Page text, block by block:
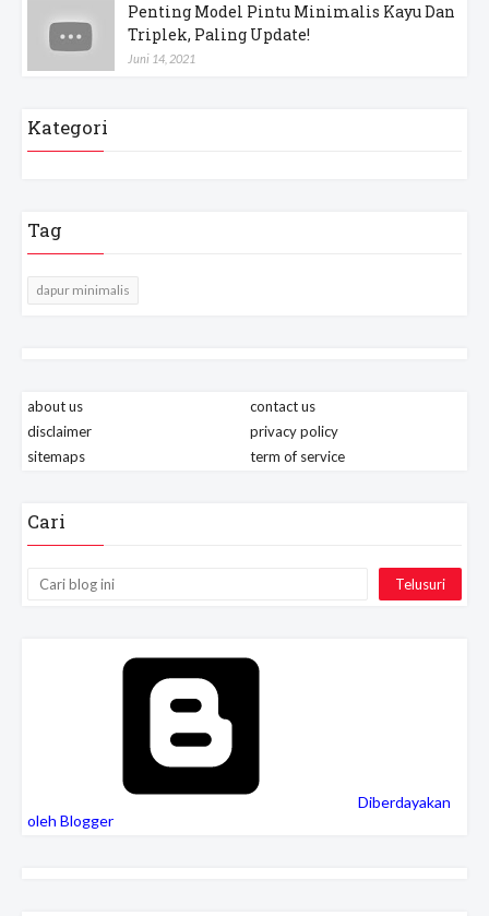
Penting Model Pintu Minimalis Kayu Dan
Triplek, Paling Update!
Juni 14, 2021
Kategori
Tag
dapur minimalis
about us
contact us
disclaimer
privacy policy
sitemaps
term of service
Cari
Diberdayakan
oleh Blogger